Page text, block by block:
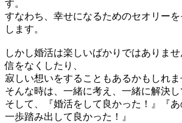
す。
すなわち、幸せになるためのセオリー
します。
しかし婚活は楽しいばかりではありま
信をなくしたり、
寂しい想いをすることもあるかもしれま
そんな時は、一緒に考え、一緒に解決し
そして、『婚活をして良かった！』『
一歩踏み出して良かった！』